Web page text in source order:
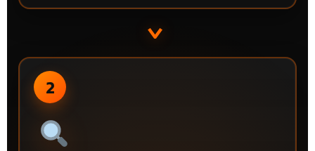
›
2